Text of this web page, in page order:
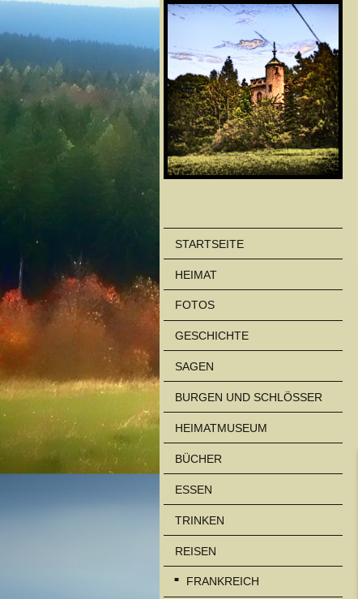
STARTSEITE
HEIMAT
FOTOS
GESCHICHTE
SAGEN
BURGEN UND SCHLÖSSER
HEIMATMUSEUM
BÜCHER
ESSEN
TRINKEN
REISEN
FRANKREICH